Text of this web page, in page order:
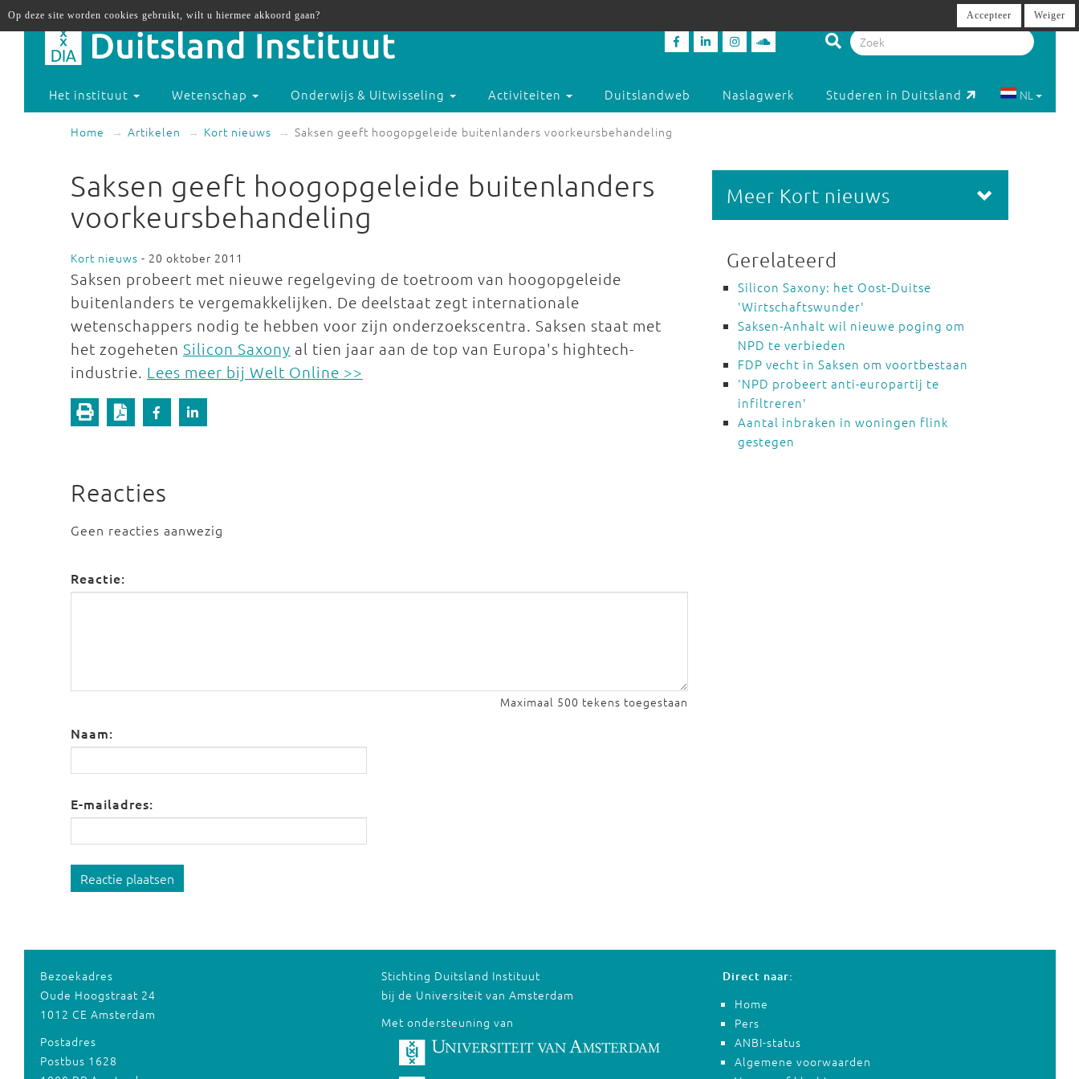
Het instituut Wetenschap Onderwijs & Uitwisseling Activiteiten Duitslandweb Naslagwerk Studeren in Duitsland NL
Home Artikelen Kort nieuws Saksen geeft hoogopgeleide buitenlanders voorkeursbehandeling
Saksen geeft hoogopgeleide buitenlanders
voorkeursbehandeling
Kort nieuws - 20 oktober 2011
Saksen probeert met nieuwe regelgeving de toetroom van hoogopgeleide
buitenlanders te vergemakkelijken. De deelstaat zegt internationale
wetenschappers nodig te hebben voor zijn onderzoekscentra. Saksen staat met
het zogeheten Silicon Saxony al tien jaar aan de top van Europa's hightech-
industrie. Lees meer bij Welt Online >>
Reacties
Geen reacties aanwezig
Reactie:
Maximaal 500 tekens toegestaan
Naam:
E-mailadres:
Reactie plaatsen
Meer Kort nieuws
Gerelateerd
Silicon Saxony: het Oost-Duitse
'Wirtschaftswunder'
Saksen-Anhalt wil nieuwe poging om
NPD te verbieden
FDP vecht in Saksen om voortbestaan
'NPD probeert anti-europartij te
infiltreren'
Aantal inbraken in woningen flink
gestegen
Bezoekadres
Oude Hoogstraat 24
1012 CE Amsterdam
Postadres
Postbus 1628
Stichting Duitsland Instituut
bij de Universiteit van Amsterdam
Met ondersteuning van
Direct naar:
Home
Pers
ANBI-status
Algemene voorwaarden
Op deze site worden cookies gebruikt, wilt u hiermee akkoord gaan? Accepteer Weiger